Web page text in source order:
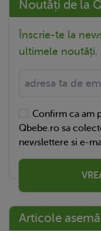
Noutăți de la
Înscrie-te la
ultimele noutăți.
Confirm ca am
Qbebe.ro sa
newslettere si e-
Articole